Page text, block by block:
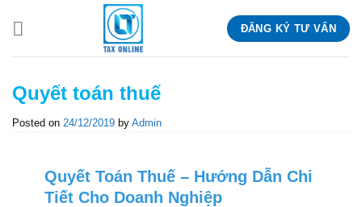
ĐĂNG KÝ TƯ VẤN
Quyết toán thuế
Posted on 24/12/2019 by Admin
Quyết Toán Thuế – Hướng Dẫn Chi
Tiết Cho Doanh Nghiệp